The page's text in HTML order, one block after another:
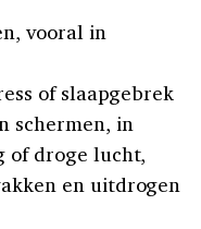
vooral in
of slaapgebrek
schermen, in
of droge lucht,
en uitdrogen